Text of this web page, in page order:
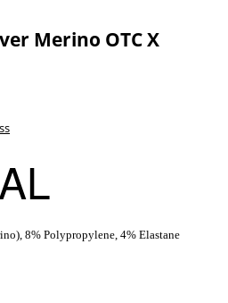
Merino OTC X
8% Polypropylene, 4% Elastane